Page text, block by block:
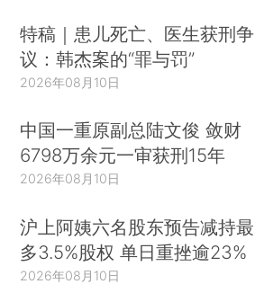
特稿｜患儿死亡、医生获刑争
议：韩杰案的“罪与罚”
2026年08月10日
中国一重原副总陆文俊 敛财
6798万余元一审获刑15年
2026年08月10日
沪上阿姨六名股东预告减持最
多3.5%股权 单日重挫逾23%
2026年08月10日